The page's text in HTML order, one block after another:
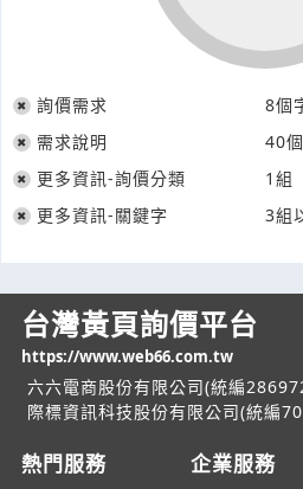
詢價需求 8個
需求說明
40
更多資訊-詢價分類
1組
更多資訊-關鍵字
3組
台灣黃頁詢價平台
https://www.web66.com.tw
六六電商股份有限公司(統編
際標資訊科技股份有限公司(統編
熱門服務 企業服務